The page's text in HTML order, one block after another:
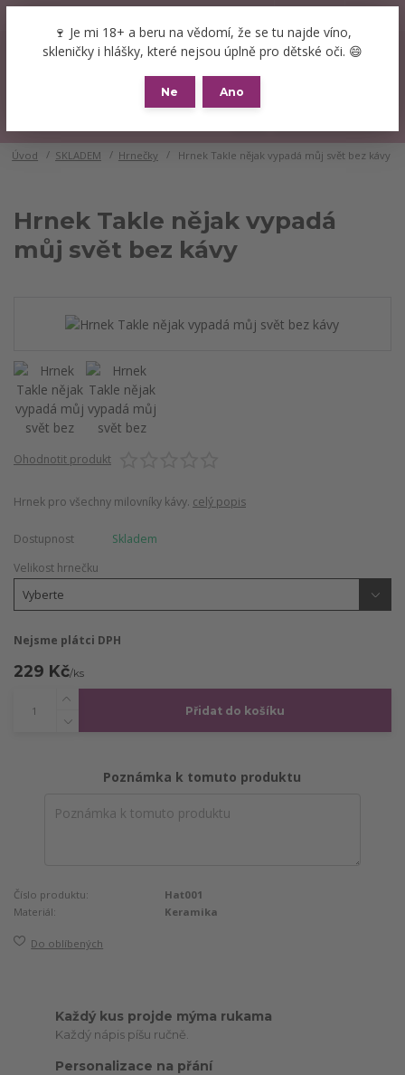
🍷 Je mi 18+ a beru na vědomí, že se tu najde víno,
skleničky i hlášky, které nejsou úplně pro dětské oči. 😄
Ne
Ano
0 Kč
Úvod SKLADEM Hrnečky Hrnek Takle nějak vypadá můj svět bez kávy
Hrnek Takle nějak vypadá
můj svět bez kávy
Ohodnotit produkt
Hrnek pro všechny milovníky kávy. celý popis
Dostupnost
Skladem
Velikost hrnečku
Nejsme plátci DPH
229 Kč/ks
Přidat do košíku
Poznámka k tomuto produktu
Číslo produktu:
Hat001
Materiál:
Keramika
Do oblíbených
Každý kus projde mýma rukama
Každý nápis píšu ručně.
Personalizace na přání